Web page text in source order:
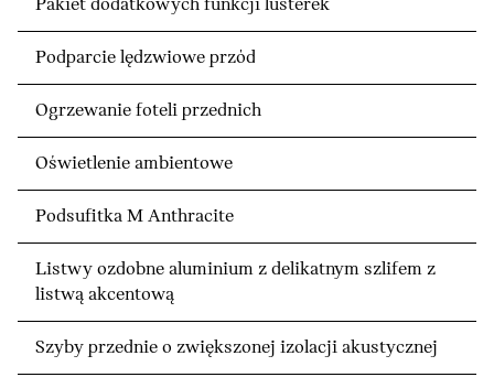
Pakiet dodatkowych funkcji lusterek
Podparcie lędzwiowe przód
Ogrzewanie foteli przednich
Oświetlenie ambientowe
Podsufitka M Anthracite
Listwy ozdobne aluminium z delikatnym szlifem z
listwą akcentową
Szyby przednie o zwiększonej izolacji akustycznej